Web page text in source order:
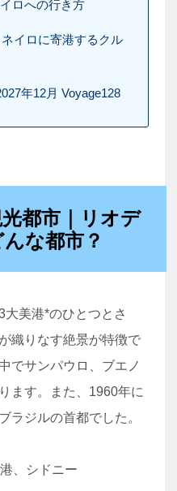
ロへの行き方
ネイロに寄港するクル
年12月 Voyage128
都市｜リオデ
な都市？
大美港*のひとつとさ
織りなす絶景が特徴で
でサンパウロ、ブエノ
ます。また、1960年に
ラジルの首都でした。
、シドニー